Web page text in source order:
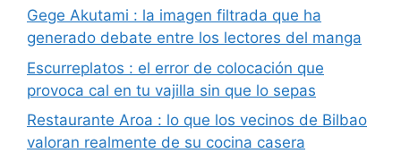
Gege Akutami : la imagen filtrada que ha
generado debate entre los lectores del manga
Escurreplatos : el error de colocación que
provoca cal en tu vajilla sin que lo sepas
Restaurante Aroa : lo que los vecinos de Bilbao
valoran realmente de su cocina casera